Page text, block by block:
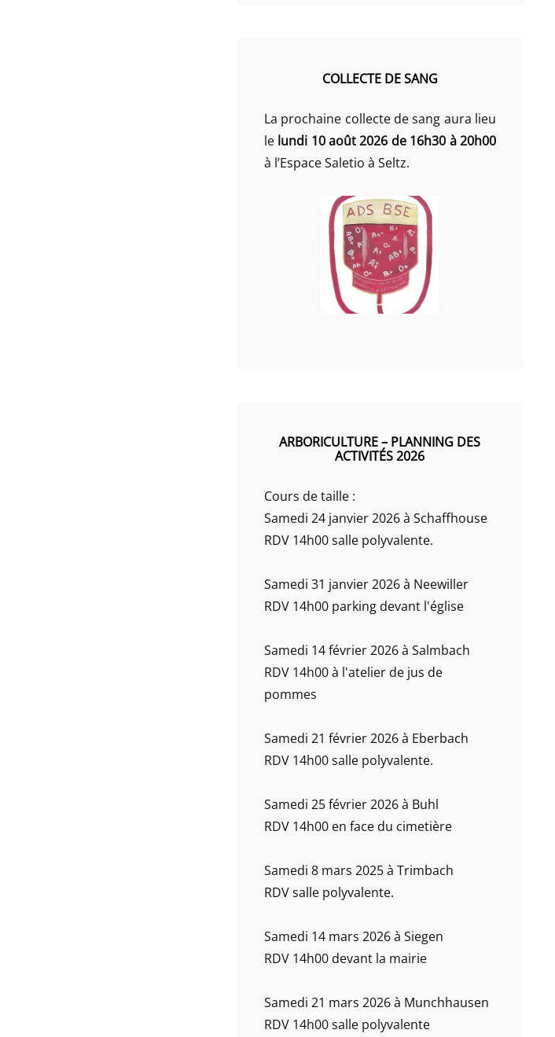
COLLECTE DE SANG
La prochaine collecte de sang aura lieu
le lundi 10 août 2026 de 16h30 à 20h00
à l’Espace Saletio à Seltz.
ARBORICULTURE – PLANNING DES
ACTIVITÉS 2026
Cours de taille :
Samedi 24 janvier 2026 à Schaffhouse
RDV 14h00 salle polyvalente.
Samedi 31 janvier 2026 à Neewiller
RDV 14h00 parking devant l'église
Samedi 14 février 2026 à Salmbach
RDV 14h00 à l'atelier de jus de
pommes
Samedi 21 février 2026 à Eberbach
RDV 14h00 salle polyvalente.
Samedi 25 février 2026 à Buhl
RDV 14h00 en face du cimetière
Samedi 8 mars 2025 à Trimbach
RDV salle polyvalente.
Samedi 14 mars 2026 à Siegen
RDV 14h00 devant la mairie
Samedi 21 mars 2026 à Munchhausen
RDV 14h00 salle polyvalente